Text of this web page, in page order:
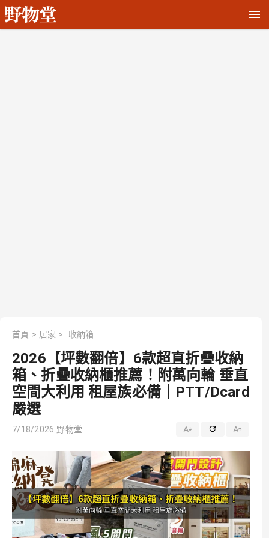
首頁 > 居家 > 收納箱
2026【坪數翻倍】6款超直折疊收納
箱、折疊收納櫃推薦！附萬向輪 垂直
空間大利用 租屋族必備｜PTT/Dcard
嚴選
7/18/2026 野物堂